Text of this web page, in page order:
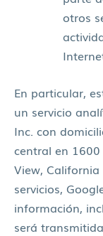
otros
En particular,
un servicio
Inc. con
central en
View,
servicios,
información,
será